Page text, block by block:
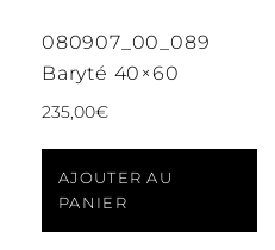
080907_00_089
Baryté 40×60
235,00€
AJOUTER AU
PANIER